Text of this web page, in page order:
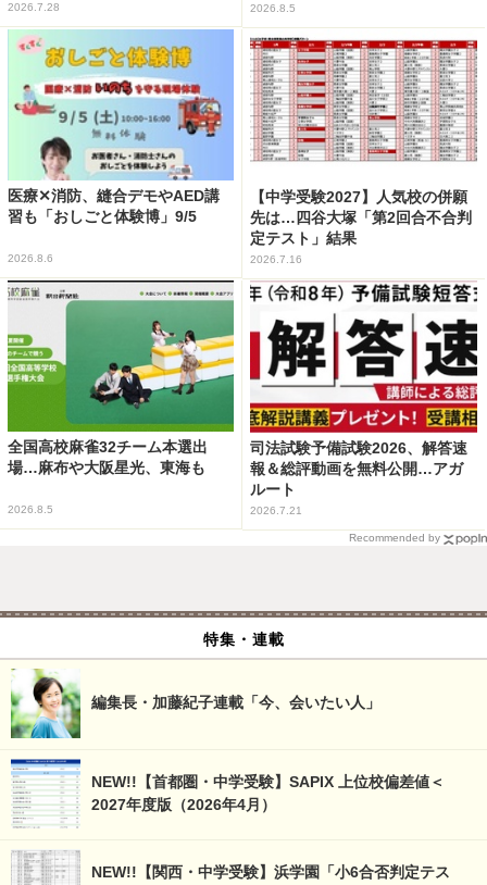
2026.7.28 2026.8.5
医療✕消防、縫合デモやAED講
習も「おしごと体験博」9/5
2026.8.6
【中学受験2027】人気校の併願
先は…四谷大塚「第2回合不合判
定テスト」結果
2026.7.16
全国高校麻雀32チーム本選出
場…麻布や大阪星光、東海も
2026.8.5
司法試験予備試験2026、解答速
報＆総評動画を無料公開…アガ
ルート
2026.7.21
Recommended by
特集・連載
編集長・加藤紀子連載「今、会いたい人」
NEW!!【首都圏・中学受験】SAPIX 上位校偏差値＜
2027年度版（2026年4月）
NEW!!【関西・中学受験】浜学園「小6合否判定テス